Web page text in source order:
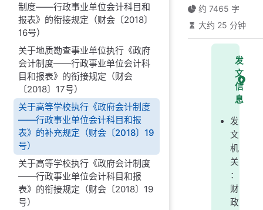
制度——行政事业单位会计科目和
报表》的衔接规定（财会〔2018〕
16号）
关于地质勘查事业单位执行《政府
会计制度——行政事业单位会计科
目和报表》的衔接规定（财会
〔2018〕17号）
关于高等学校执行《政府会计制度
——行政事业单位会计科目和报
表》的补充规定（财会〔2018〕19
号）
关于高等学校执行《政府会计制度
——行政事业单位会计科目和报
表》的衔接规定（财会〔2018〕19
号）
约 7465 字
大约 25 分钟
发
文
信
息
发
文
机
关
：
财
政